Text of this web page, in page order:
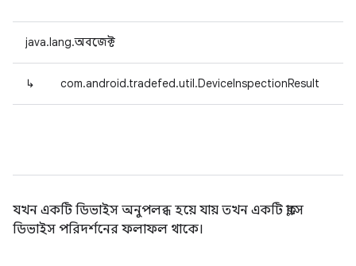
java.lang.অবজেক্ট
↳ com.android.tradefed.util.DeviceInspectionResult
যখন একটি ডিভাইস অনুপলব্ধ হয়ে যায় তখন একটি ক্লাসে
ডিভাইস পরিদর্শনের ফলাফল থাকে।